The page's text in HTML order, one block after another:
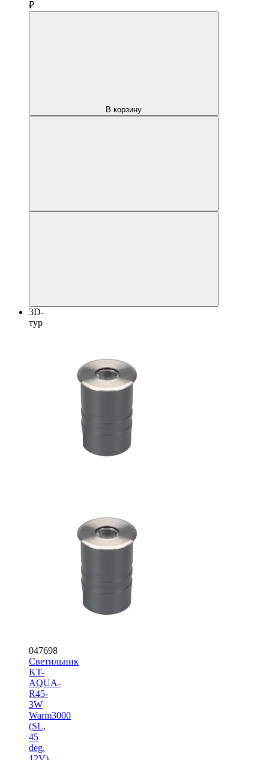
₽
В корзину
3D-
тур
047698
Светильник
KT-
AQUA-
R45-
3W
Warm3000
(SL,
45
deg,